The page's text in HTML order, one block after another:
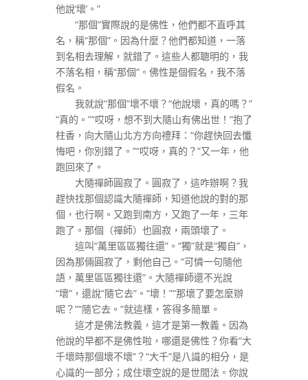
他說‘壞’。”
“那個”實際說的是佛性，他們都不直呼其
名，稱“那個”。因為什麼？他們都知道，一落
到名相去理解，就錯了。這些人都聰明的，我
不落名相，稱“那個”。佛性是個假名，我不落
假名。
我就說“那個”壞不壞？“他說壞，真的嗎？”
“真的。”“哎呀，想不到大隨山有佛出世！”抱了
柱香，向大隨山北方方向禮拜：“你趕快回去懺
悔吧，你別錯了。”“哎呀，真的？”又一年，他
跑回來了。
大隨禪師圓寂了。圓寂了，這咋辦啊？我
趕快找那個認識大隨禪師，知道他說的對的那
個，也行啊。又跑到南方，又跑了一年，三年
跑了。那個（禪師）也圓寂，兩頭壞了。
這叫“萬里區區獨往還”。“獨”就是“獨自”，
因為那倆圓寂了，剩他自己。“可憐一句隨他
語，萬里區區獨往還”。大隨禪師還不光說
“壞”，還說“隨它去”。“壞！”“那壞了要怎麼辦
呢？”“隨它去。”就這樣，答得多簡單。
這才是佛法教義，這才是第一教義。因為
他說的早都不是佛性啦，哪還是佛性？你看“大
千壞時那個壞不壞”？“大千”是八識的相分，是
心識的一部分；成住壞空說的是世間法。你說